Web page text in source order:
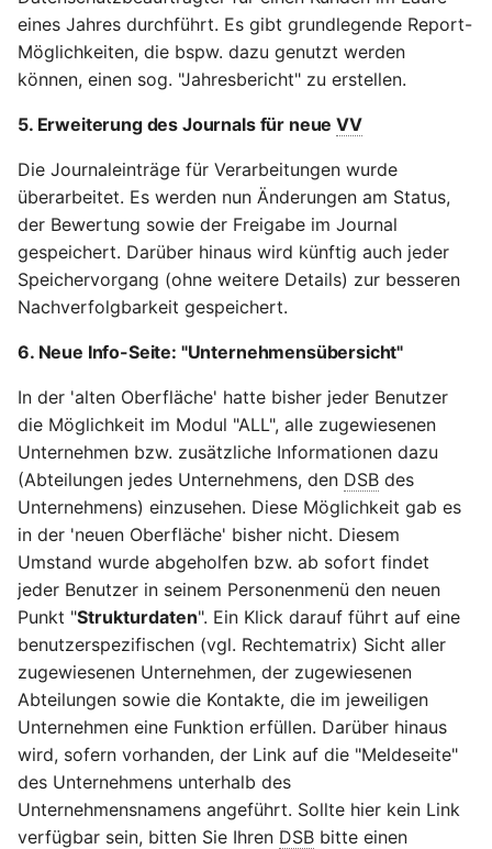
eines Jahres durchführt. Es gibt grundlegende Report-
Möglichkeiten, die bspw. dazu genutzt werden
können, einen sog. "Jahresbericht" zu erstellen.
5. Erweiterung des Journals für neueVV
Die Journaleinträge für Verarbeitungen wurde
überarbeitet. Es werden nun Änderungen am Status,
der Bewertung sowie der Freigabe im Journal
gespeichert. Darüber hinaus wird künftig auch jeder
Speichervorgang (ohne weitere Details) zur besseren
Nachverfolgbarkeit gespeichert.
6. Neue Info-Seite: "Unternehmensübersicht"
In der 'alten Oberfläche' hatte bisher jeder Benutzer
die Möglichkeit im Modul "ALL", alle zugewiesenen
Unternehmen bzw. zusätzliche Informationen dazu
(Abteilungen jedes Unternehmens, den DSB des
Unternehmens) einzusehen. Diese Möglichkeit gab es
in der 'neuen Oberfläche' bisher nicht. Diesem
Umstand wurde abgeholfen bzw. ab sofort findet
jeder Benutzer in seinem Personenmenü den neuen
Punkt "Strukturdaten". Ein Klick darauf führt auf eine
benutzerspezifischen (vgl. Rechtematrix) Sicht aller
zugewiesenen Unternehmen, der zugewiesenen
Abteilungen sowie die Kontakte, die im jeweiligen
Unternehmen eine Funktion erfüllen. Darüber hinaus
wird, sofern vorhanden, der Link auf die "Meldeseite"
des Unternehmens unterhalb des
Unternehmensnamens angeführt. Sollte hier kein Link
verfügbar sein, bitten Sie Ihren DSB bitte einen